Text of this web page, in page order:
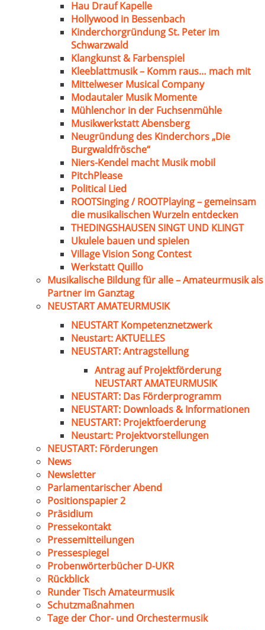
Hau Drauf Kapelle
Hollywood in Bessenbach
Kinderchorgründung St. Peter im
Schwarzwald
Klangkunst & Farbenspiel
Kleeblattmusik – Komm raus… mach mit
Mittelweser Musical Company
Modautaler Musik Momente
Mühlenchor in der Fuchsenmühle
Musikwerkstatt Abensberg
Neugründung des Kinderchors „Die
Burgwaldfrösche“
Niers-Kendel macht Musik mobil
PitchPlease
Political Lied
ROOTSinging / ROOTPlaying – gemeinsam
die musikalischen Wurzeln entdecken
THEDINGSHAUSEN SINGT UND KLINGT
Ukulele bauen und spielen
Village Vision Song Contest
Werkstatt Quillo
Musikalische Bildung für alle – Amateurmusik als
Partner im Ganztag
NEUSTART AMATEURMUSIK
NEUSTART Kompetenznetzwerk
Neustart: AKTUELLES
NEUSTART: Antragstellung
Antrag auf Projektförderung
NEUSTART AMATEURMUSIK
NEUSTART: Das Förderprogramm
NEUSTART: Downloads & Informationen
NEUSTART: Projektfoerderung
Neustart: Projektvorstellungen
NEUSTART: Förderungen
News
Newsletter
Parlamentarischer Abend
Positionspapier 2
Präsidium
Pressekontakt
Pressemitteilungen
Pressespiegel
Probenwörterbücher D-UKR
Rückblick
Runder Tisch Amateurmusik
Schutzmaßnahmen
Tage der Chor- und Orchestermusik